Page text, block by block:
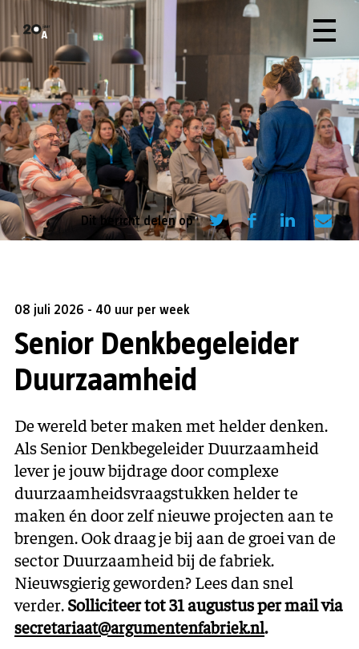
Dit bericht delen op
08 juli 2026 - 40 uur per week
Senior Denkbegeleider
Duurzaamheid
De wereld beter maken met helder denken.
Als Senior Denkbegeleider Duurzaamheid
lever je jouw bijdrage door complexe
duurzaamheidsvraagstukken helder te
maken én door zelf nieuwe projecten aan te
brengen. Ook draag je bij aan de groei van de
sector Duurzaamheid bij de fabriek.
Nieuwsgierig geworden? Lees dan snel
verder.Solliciteer tot 31 augustus per mail via
secretariaat@argumentenfabriek.nl.